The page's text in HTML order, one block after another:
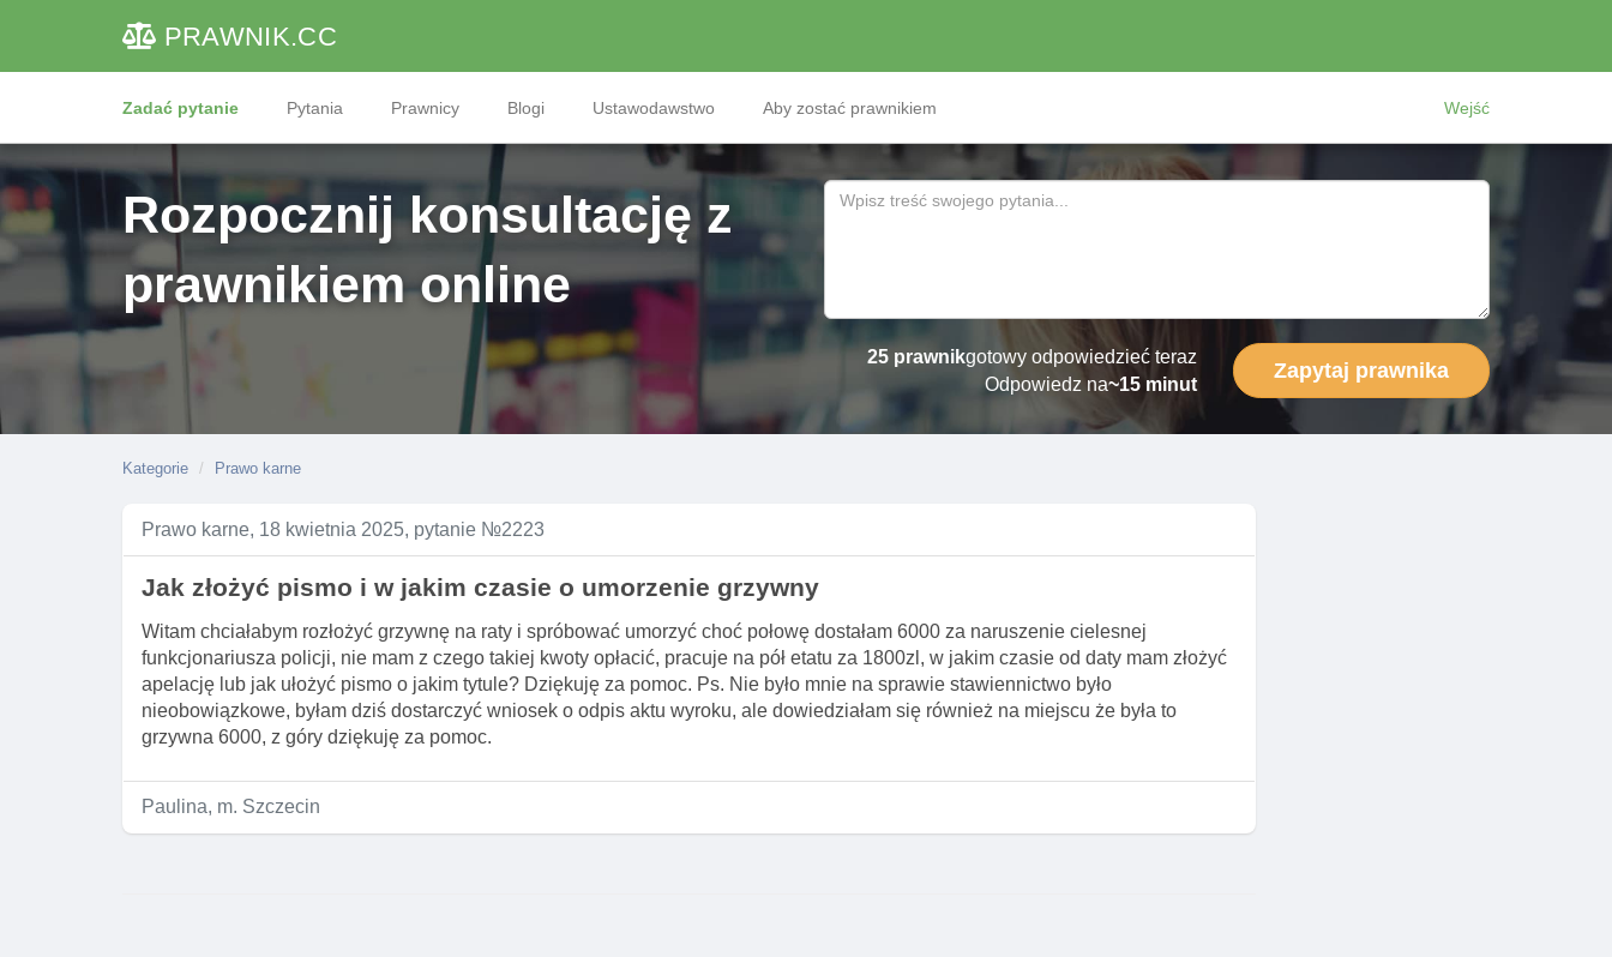
PRAWNIK.CC
Zadać pytanie Pytania Prawnicy Blogi Ustawodawstwo Aby zostać prawnikiem Wejść
Rozpocznij konsultację z
prawnikiem online
25 prawnikgotowy odpowiedzieć teraz
Odpowiedz na~15 minut
Zapytaj prawnika
Kategorie Prawo karne
Prawo karne, 18 kwietnia 2025, pytanie №2223
Jak złożyć pismo i w jakim czasie o umorzenie grzywny
Witam chciałabym rozłożyć grzywnę na raty i spróbować umorzyć choć połowę dostałam 6000 za naruszenie cielesnej
funkcjonariusza policji, nie mam z czego takiej kwoty opłacić, pracuje na pół etatu za 1800zl, w jakim czasie od daty mam złożyć
apelację lub jak ułożyć pismo o jakim tytule? Dziękuję za pomoc. Ps. Nie było mnie na sprawie stawiennictwo było
nieobowiązkowe, byłam dziś dostarczyć wniosek o odpis aktu wyroku, ale dowiedziałam się również na miejscu że była to
grzywna 6000, z góry dziękuję za pomoc.
Paulina, m. Szczecin